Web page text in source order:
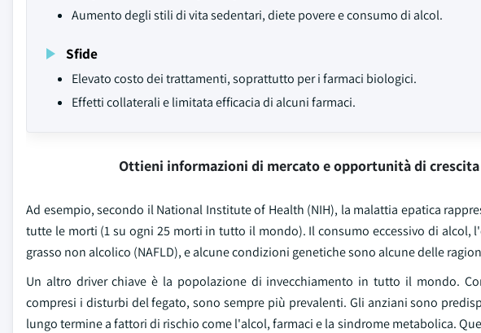
Aumento degli stili di vita sedentari, diete povere e consumo di alcol.
Sfide
Elevato costo dei trattamenti, soprattutto per i farmaci biologici.
Effetti collaterali e limitata efficacia di alcuni farmaci.
Ottieni informazioni di mercato e opportunità di crescita
Ad esempio, secondo il National Institute of Health (NIH), la malattia epatica
tutte le morti (1 su ogni 25 morti in tutto il mondo). Il consumo eccessivo di alcol,
grasso non alcolico (NAFLD), e alcune condizioni genetiche sono alcune delle
Un altro driver chiave è la popolazione di invecchiamento in tutto il mondo.
compresi i disturbi del fegato, sono sempre più prevalenti. Gli anziani sono
lungo termine a fattori di rischio come l'alcol, farmaci e la sindrome metabolica.